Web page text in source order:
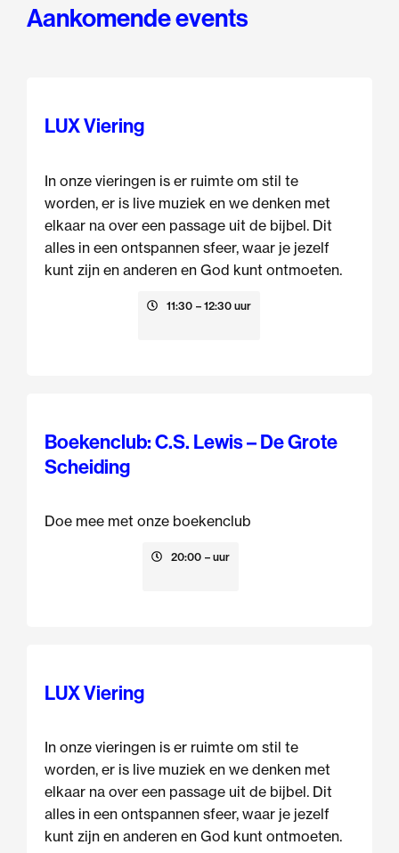
Aankomende events
LUX Viering
In onze vieringen is er ruimte om stil te
worden, er is live muziek en we denken met
elkaar na over een passage uit de bijbel. Dit
alles in een ontspannen sfeer, waar je jezelf
kunt zijn en anderen en God kunt ontmoeten.
11:30 – 12:30 uur
Boekenclub: C.S. Lewis – De Grote
Scheiding
Doe mee met onze boekenclub
20:00 – uur
LUX Viering
In onze vieringen is er ruimte om stil te
worden, er is live muziek en we denken met
elkaar na over een passage uit de bijbel. Dit
alles in een ontspannen sfeer, waar je jezelf
kunt zijn en anderen en God kunt ontmoeten.